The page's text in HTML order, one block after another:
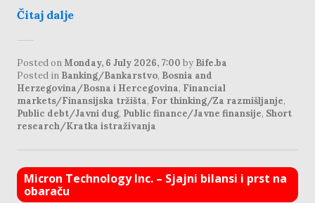
Čitaj dalje
Posted on Monday, 6 July 2026, 7:00 by Bife.ba
Posted in Banking/Bankarstvo, Bosnia and
Herzegovina/Bosna i Hercegovina, Financial
markets/Finansijska tržišta, For thinking/Za razmišljanje,
Public debt/Javni dug, Public finance/Javne finansije, Short
research/Kratka istraživanja
Micron Technology Inc. – Sjajni bilansi i prst na
obaraču